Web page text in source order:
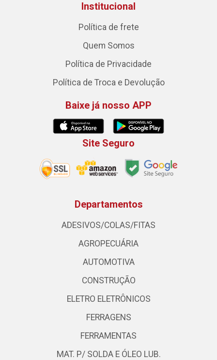
Institucional
Política de frete
Quem Somos
Política de Privacidade
Política de Troca e Devolução
Baixe já nosso APP
Site Seguro
Departamentos
ADESIVOS/COLAS/FITAS
AGROPECUÁRIA
AUTOMOTIVA
CONSTRUÇÃO
ELETRO ELETRÔNICOS
FERRAGENS
FERRAMENTAS
MAT. P/ SOLDA E ÓLEO LUB.